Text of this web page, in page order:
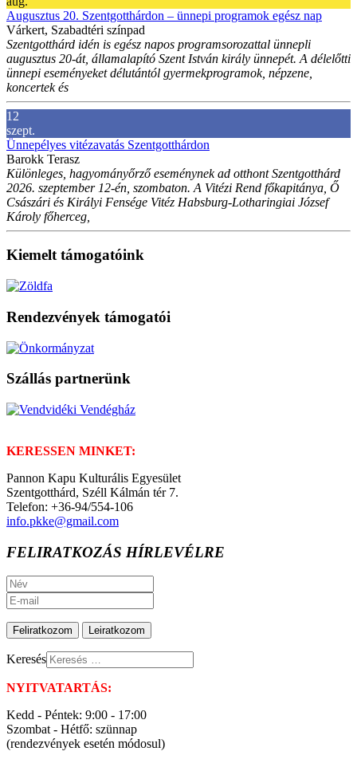
Augusztus 20. Szentgotthárdon – ünnepi programok egész nap
Várkert, Szabadtéri színpad
Szentgotthárd idén is egész napos programsorozattal ünnepli
augusztus 20-át, államalapító Szent István király ünnepét. A délelőtti
ünnepi eseményeket délutántól gyermekprogramok, népzene,
koncertek és
12
szept.
Ünnepélyes vitézavatás Szentgotthárdon
Barokk Terasz
Különleges, hagyományőrző eseménynek ad otthont Szentgotthárd
2026. szeptember 12-én, szombaton. A Vitézi Rend főkapitánya, Ő
Császári és Királyi Fensége Vitéz Habsburg-Lotharingiai József
Károly főherceg,
Kiemelt támogatóink
Rendezvények támogatói
Szállás partnerünk
KERESSEN MINKET:
Pannon Kapu Kulturális Egyesület
Szentgotthárd, Széll Kálmán tér 7.
Telefon: +36-94/554-106
info.pkke@gmail.com
FELIRATKOZÁS HÍRLEVÉLRE
Keresés
NYITVATARTÁS:
Kedd - Péntek: 9:00 - 17:00
Szombat - Hétfő: szünnap
(rendezvények esetén módosul)